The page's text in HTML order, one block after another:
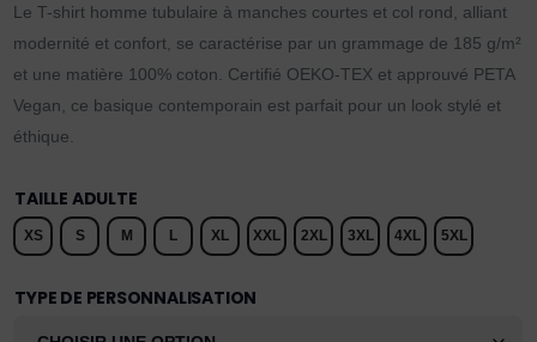
Le T-shirt homme tubulaire à manches courtes et col rond, alliant
modernité et confort, se caractérise par un grammage de 185 g/m²
et une matière 100% coton. Certifié OEKO-TEX et approuvé PETA
Vegan, ce basique contemporain est parfait pour un look stylé et
éthique.
TAILLE ADULTE
XS S M L XL XXL 2XL 3XL 4XL 5XL
TYPE DE PERSONNALISATION